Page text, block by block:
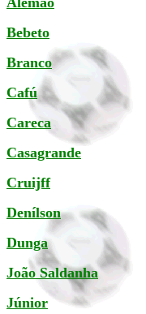
Bebeto
Branco
Cafú
Careca
Casagrande
Cruijff
Denílson
Dunga
João Saldanha
Júnior